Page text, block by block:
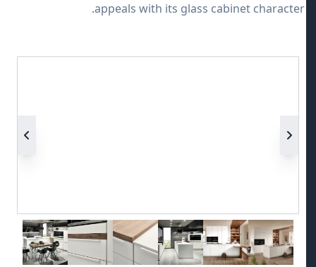
appeals with its glass cabinet character.